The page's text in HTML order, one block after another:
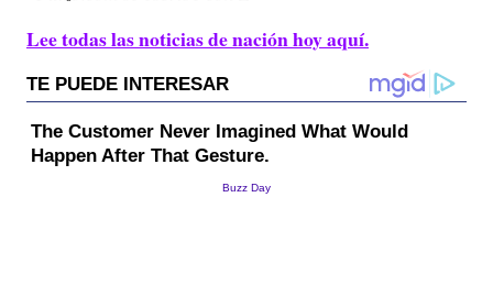
Lee todas las noticias de nación hoy aquí.